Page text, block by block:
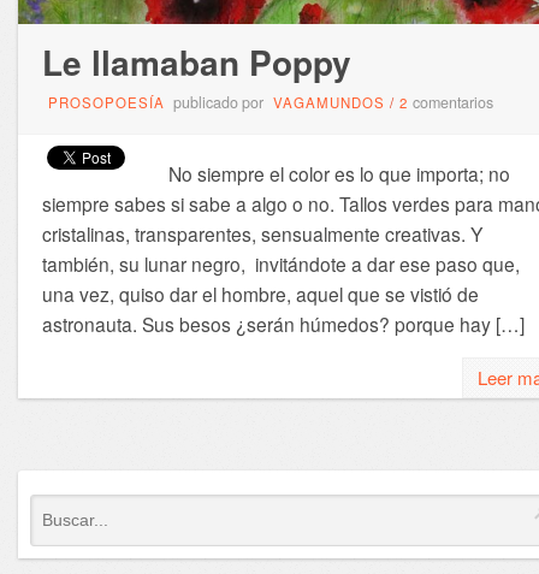
Le llamaban Poppy
PROSOPOESÍA publicado por VAGAMUNDOS / 2 comentarios
No siempre el color es lo que importa; no
siempre sabes si sabe a algo o no. Tallos verdes para
cristalinas, transparentes, sensualmente creativas. Y
también, su lunar negro, invitándote a dar ese paso que,
una vez, quiso dar el hombre, aquel que se vistió de
astronauta. Sus besos ¿serán húmedos? porque hay […]
Leer